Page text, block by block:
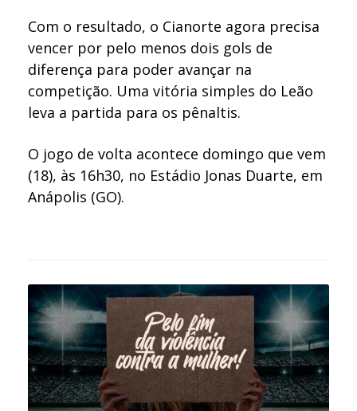
Com o resultado, o Cianorte agora precisa
vencer por pelo menos dois gols de
diferença para poder avançar na
competição. Uma vitória simples do Leão
leva a partida para os pênaltis.
O jogo de volta acontece domingo que vem
(18), às 16h30, no Estádio Jonas Duarte, em
Anápolis (GO).